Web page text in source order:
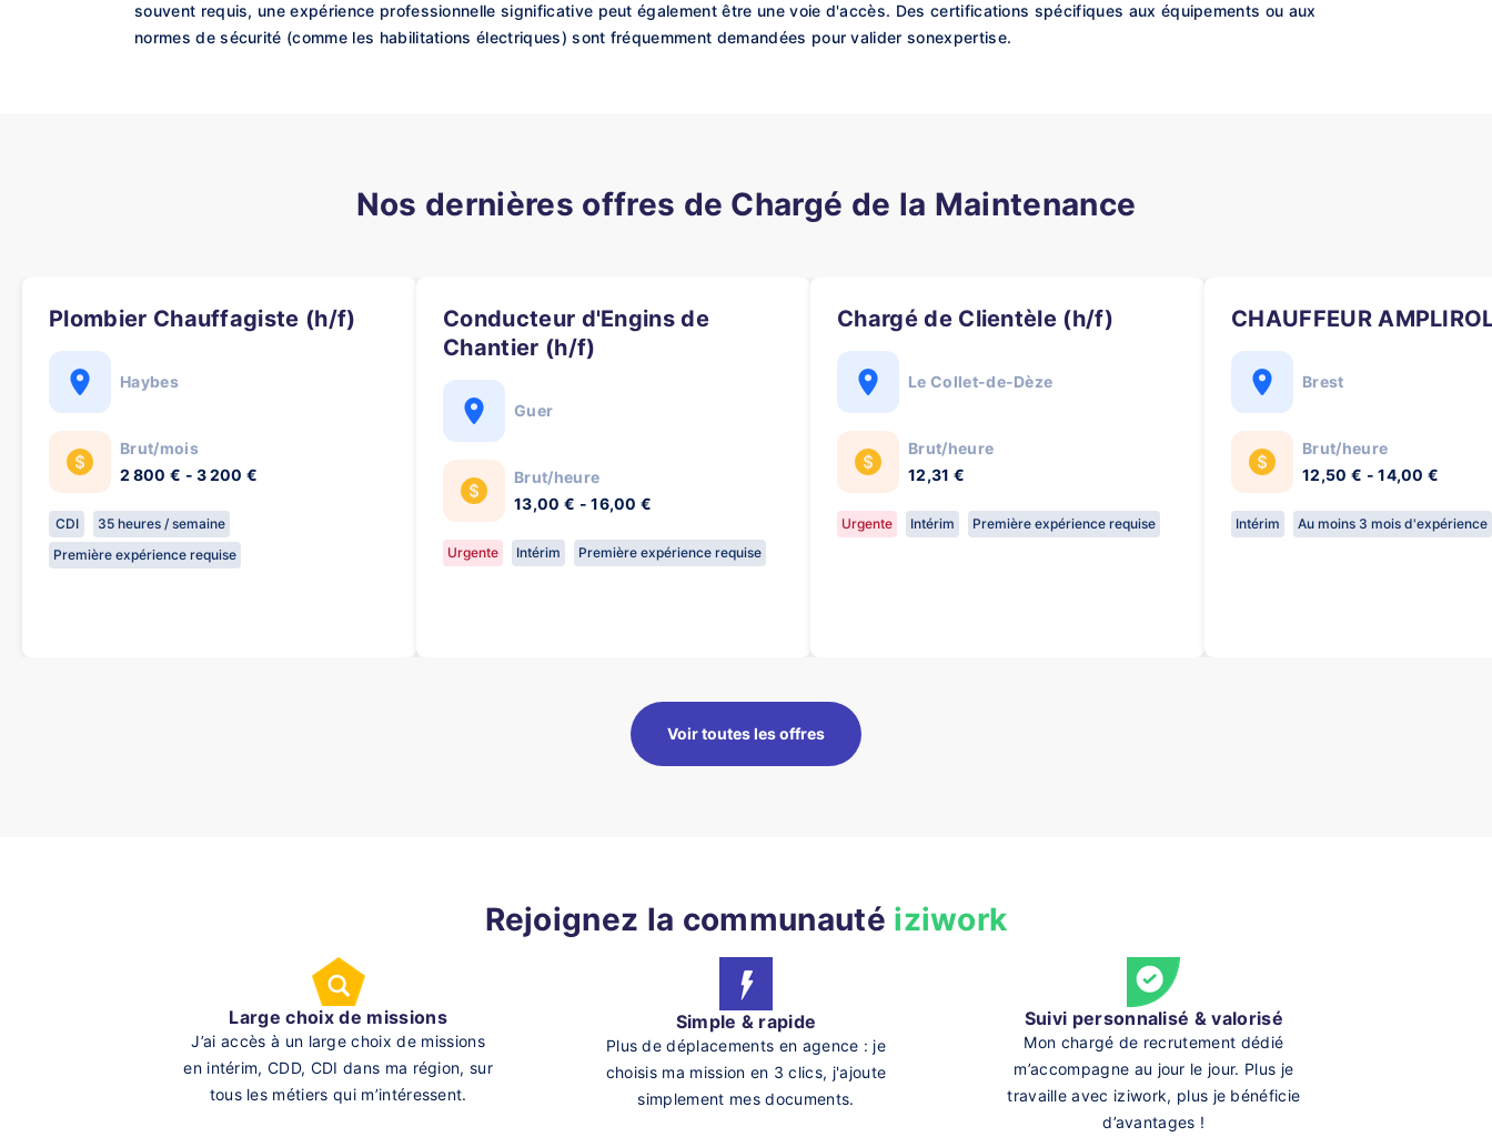
souvent requis, une expérience professionnelle significative peut également être une voie d'accès. Des certifications spécifiques aux équipements ou aux
normes de sécurité (comme les habilitations électriques) sont fréquemment demandées pour valider sonexpertise.
Nos dernières offres de Chargé de la Maintenance
Plombier Chauffagiste (h/f)
Haybes
Brut/mois
2 800 € - 3 200 €
CDI
35 heures / semaine
Première expérience requise
Conducteur d'Engins de
Chantier (h/f)
Guer
Brut/heure
13,00 € - 16,00 €
Urgente Intérim Première expérience requise
Chargé de Clientèle (h/f)
Le Collet-de-Dèze
Brut/heure
12,31 €
Urgente Intérim Première expérience requise
CHAUFFEUR
Brest
Brut/heure
12,50 € - 14,00 €
Intérim Au moins 3 mois d'expérience
Voir toutes les offres
Rejoignez la communauté iziwork
Large choix de missions
J’ai accès à un large choix de missions
en intérim, CDD, CDI dans ma région, sur
tous les métiers qui m’intéressent.
Simple & rapide
Plus de déplacements en agence : je
choisis ma mission en 3 clics, j'ajoute
simplement mes documents.
Suivi personnalisé & valorisé
Mon chargé de recrutement dédié
m’accompagne au jour le jour. Plus je
travaille avec iziwork, plus je bénéficie
d’avantages !